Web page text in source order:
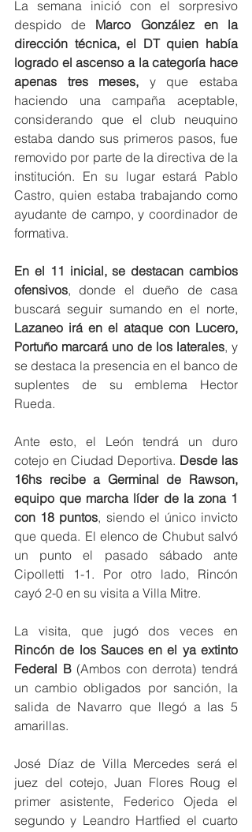
La semana inició con el sorpresivo
despido de Marco González en la
dirección técnica, el DT quien había
logrado el ascenso a la categoría hace
apenas tres meses, y que estaba
haciendo una campaña aceptable,
considerando que el club neuquino
estaba dando sus primeros pasos, fue
removido por parte de la directiva de la
institución. En su lugar estará Pablo
Castro, quien estaba trabajando como
ayudante de campo, y coordinador de
formativa.
En el 11 inicial, se destacan cambios
ofensivos, donde el dueño de casa
Lazaneo irá en el ataque con Lucero,
Portuño marcará uno de los laterales, y
se destaca la presencia en el banco de
suplentes de su emblema Hector
Rueda.
Ante esto, el León tendrá un duro
cotejo en Ciudad Deportiva. Desde las
16hs recibe a Germinal de Rawson,
equipo que marcha líder de la zona 1
con 18 puntos, siendo el único invicto
que queda. El elenco de Chubut salvó
un punto el pasado sábado ante
Cipolletti 1-1. Por otro lado, Rincón
cayó 2-0 en su visita a Villa Mitre.
Rincón de los Sauces en el ya extinto
Federal B (Ambos con derrota) tendrá
un cambio obligados por sanción, la
salida de Navarro que llegó a las 5
amarillas.
José Díaz de Villa Mercedes será el
juez del cotejo, Juan Flores Roug el
primer asistente, Federico Ojeda el
segundo y Leandro Hartfied el cuarto